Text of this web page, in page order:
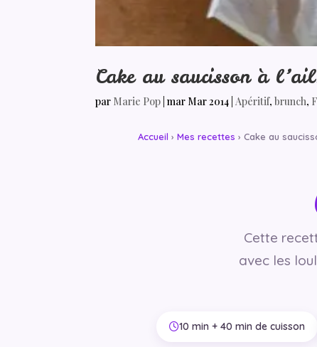
Cake au saucisson à
par Marie Pop |mar Mar 2014 Apéritif,brunch,
Accueil › Mes recettes › Cake au
Cette
avec les
10 min + 40 min de cuisson